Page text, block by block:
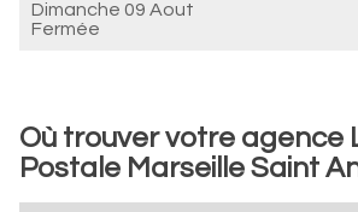
Dimanche 09 Aout
Fermée
Où trouver votre agence
Postale Marseille Saint